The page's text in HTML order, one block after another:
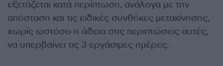
εξετάζεται κατά περίπτωση, ανάλογα με την
απόσταση και τις ειδικές συνθήκες μετακίνησης,
χωρίς ωστόσο η άδεια στις περιπτώσεις αυτές,
να υπερβαίνει τις 3 εργάσιμες ημέρες.